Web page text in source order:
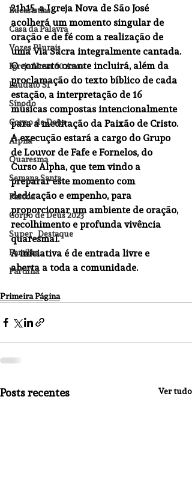
Eucaristias
Casa da Palavra
Vozes Plurais
Igreja Nova 60 Anos
Laudato SI
Sínodo
Corpo de Deus
Alpha
Quaresma
Semana Santa
Pascoa
Corpo de Deus 2023
Super_Destaque
Partilha
Partilha
21h15, a Igreja Nova de São José
acolherá um momento singular de
oração e de fé com a realização de
uma Via Sacra integralmente cantada.
O concerto orante incluirá, além da
proclamação do texto bíblico de cada
estação, a interpretação de 16
músicas compostas intencionalmente
para a meditação da Paixão de Cristo.
A execução estará a cargo do Grupo
de Louvor de Fafe e Fornelos, do
Curso Alpha, que tem vindo a
preparar este momento com
dedicação e empenho, para
proporcionar um ambiente de oração,
recolhimento e profunda vivência
quaresmal.
A iniciativa é de entrada livre e
aberta a toda a comunidade.
Primeira Página
Posts recentes Ver tudo